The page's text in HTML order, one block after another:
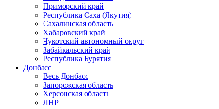
Приморский край
Республика Саха (Якутия)
Сахалинская область
Хабаровский край
Чукотский автономный округ
Забайкальский край
Республика Бурятия
Донбасс
Весь Донбасс
Запорожская область
Херсонская область
ЛНР